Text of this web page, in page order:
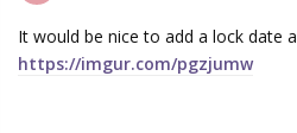
It would be nice to add a lock date
https://imgur.com/pgzjumw